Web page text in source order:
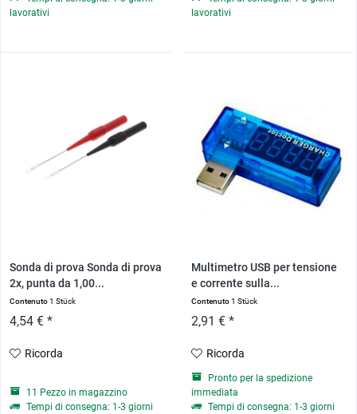
lavorativi
lavorativi
Sonda di prova Sonda di prova
2x, punta da 1,00...
Contenuto1 Stück
4,54 € *
Ricorda
11 Pezzo in magazzino
Tempi di consegna: 1-3 giorni
Multimetro USB per tensione
e corrente sulla...
Contenuto1 Stück
2,91 € *
Ricorda
Pronto per la spedizione
immediata
Tempi di consegna: 1-3 giorni